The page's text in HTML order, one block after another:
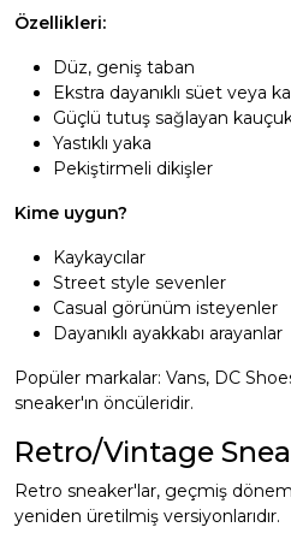
Özellikleri:
Düz, geniş taban
Ekstra dayanıklı süet veya
Güçlü tutuş sağlayan
Yastıklı yaka
Pekiştirmeli dikişler
Kime uygun?
Kaykaycılar
Street style sevenler
Casual görünüm isteyenler
Dayanıklı ayakkabı arayanlar
Popüler markalar: Vans, DC
sneaker'ın öncüleridir.
Retro/Vintage
Retro sneaker'lar, geçmiş
yeniden üretilmiş versiyonlarıdır.